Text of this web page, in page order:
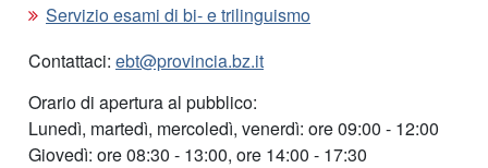
Servizio esami di bi- e trilinguismo
Contattaci: ebt@provincia.bz.it
Orario di apertura al pubblico:
Lunedì, martedì, mercoledì, venerdì: ore 09:00 - 12:00
Giovedì: ore 08:30 - 13:00, ore 14:00 - 17:30